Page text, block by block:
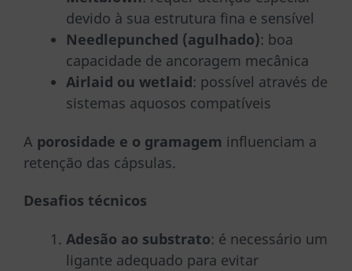
devido à sua estrutura fina e sensível
Needlepunched (agulhado): boa
capacidade de ancoragem mecânica
Airlaid ou wetlaid: possível através de
sistemas aquosos compatíveis
A porosidade e o gramagem influenciam a
retenção das cápsulas.
Desafios técnicos
Adesão ao substrato: é necessário um
ligante adequado para evitar